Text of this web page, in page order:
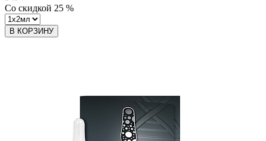
Со скидкой 25 %
В КОРЗИНУ